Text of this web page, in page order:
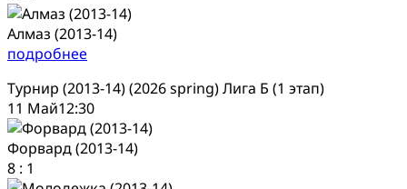
Алмаз (2013-14)
подробнее
Турнир (2013-14) (2026 spring) Лига Б (1 этап)
11 Май12:30
Форвард (2013-14)
8 : 1